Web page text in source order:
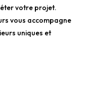
votre projet.
vous accompagne
uniques et